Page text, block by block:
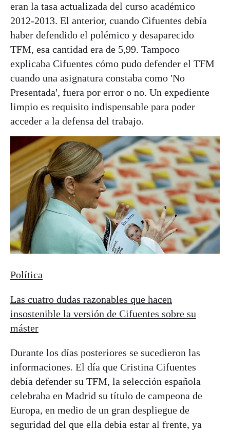
eran la tasa actualizada del curso académico
2012-2013. El anterior, cuando Cifuentes debía
haber defendido el polémico y desaparecido
TFM, esa cantidad era de 5,99. Tampoco
explicaba Cifuentes cómo pudo defender el TFM
cuando una asignatura constaba como 'No
Presentada', fuera por error o no. Un expediente
limpio es requisito indispensable para poder
acceder a la defensa del trabajo.
Política
Las cuatro dudas razonables que hacen
insostenible la versión de Cifuentes sobre su
máster
Durante los días posteriores se sucedieron las
informaciones. El día que Cristina Cifuentes
debía defender su TFM, la selección española
celebraba en Madrid su título de campeona de
Europa, en medio de un gran despliegue de
seguridad del que ella debía estar al frente, ya